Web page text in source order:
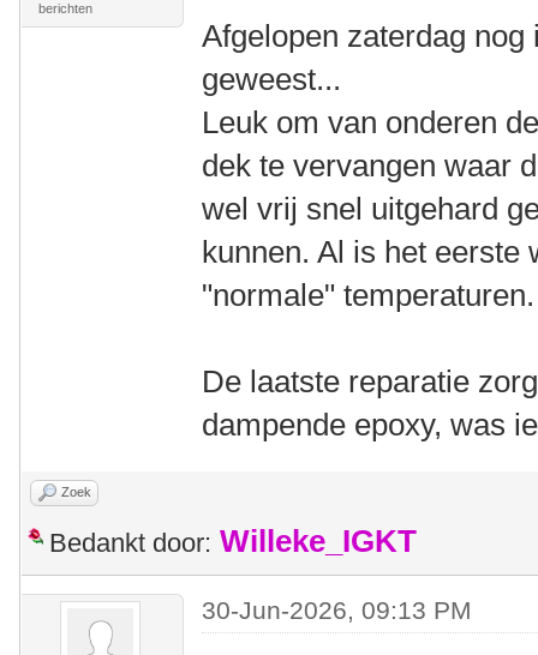
berichten
Afgelopen zaterdag
geweest...
Leuk om van onderen
dek te vervangen waar
wel vrij snel uitgehard
kunnen. Al is het eerste
"normale" temperaturen.
De laatste reparatie
dampende epoxy, was
Zoek
Bedankt door: Willeke_IGKT
30-Jun-2026, 09:13 PM